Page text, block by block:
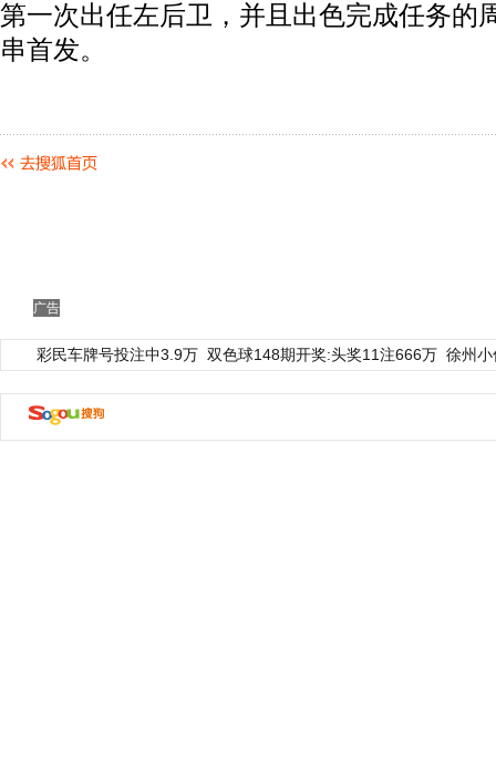
第一次出任左后卫，并且出色完成任务的
串首发。
广告
彩民车牌号投注中3.9万 双色球148期开奖:头奖11注666万 徐州